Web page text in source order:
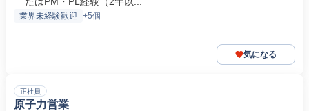
業界未経験歓迎 +5個
気になる
正社員
原子力営業